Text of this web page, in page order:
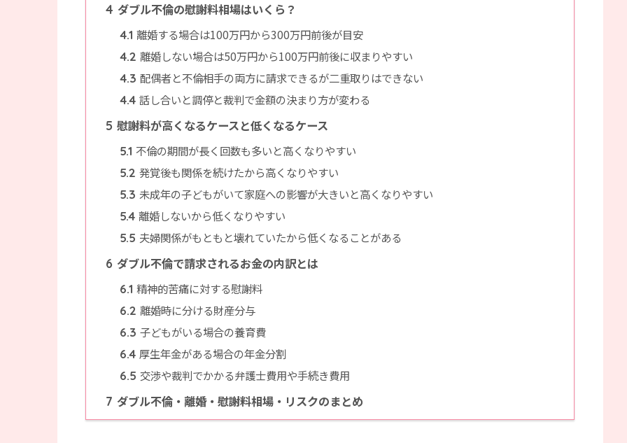
4 ダブル不倫の慰謝料相場はいくら？
4.1 離婚する場合は100万円から300万円前後が目安
4.2 離婚しない場合は50万円から100万円前後に収まりやすい
4.3 配偶者と不倫相手の両方に請求できるが二重取りはできない
4.4 話し合いと調停と裁判で金額の決まり方が変わる
5 慰謝料が高くなるケースと低くなるケース
5.1 不倫の期間が長く回数も多いと高くなりやすい
5.2 発覚後も関係を続けたから高くなりやすい
5.3 未成年の子どもがいて家庭への影響が大きいと高くなりやすい
5.4 離婚しないから低くなりやすい
5.5 夫婦関係がもともと壊れていたから低くなることがある
6 ダブル不倫で請求されるお金の内訳とは
6.1 精神的苦痛に対する慰謝料
6.2 離婚時に分ける財産分与
6.3 子どもがいる場合の養育費
6.4 厚生年金がある場合の年金分割
6.5 交渉や裁判でかかる弁護士費用や手続き費用
7 ダブル不倫・離婚・慰謝料相場・リスクのまとめ